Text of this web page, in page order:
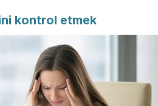
kontrol etmek